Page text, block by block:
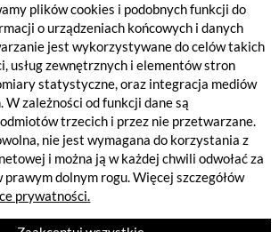
plików cookies i podobnych funkcji do
o urządzeniach końcowych i danych
jest wykorzystywane do celów takich
usług zewnętrznych i elementów stron
statystyczne, oraz integracja mediów
W zależności od funkcji dane są
trzecich i przez nie przetwarzane.
nie jest wymagana do korzystania z
i można ją w każdej chwili odwołać za
prawym dolnym rogu. Więcej szczegółów
prywatności.